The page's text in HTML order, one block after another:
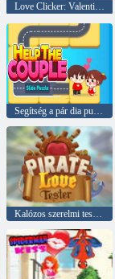
Love Clicker: Valentin-nap
Segítség a pár dia puzzle
Kalózos szerelmi tesztelő